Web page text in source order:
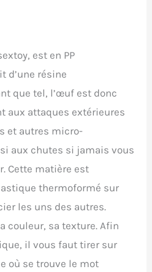
est en PP
d’une résine
que tel, l’œuf est donc
aux attaques extérieures
et autres micro-
aux chutes si jamais vous
Cette matière est
thermoformé sur
les uns des autres.
couleur, sa texture. Afin
il vous faut tirer sur
où se trouve le mot